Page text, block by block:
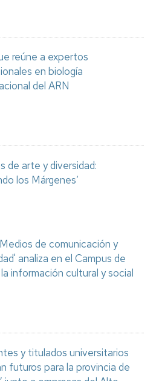
reúne a expertos
en biología
del ARN
de arte y diversidad:
los Márgenes’
de comunicación y
analiza en el Campus de
información cultural y social
y titulados universitarios
futuros para la provincia de